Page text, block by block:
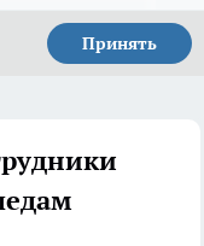
Принять